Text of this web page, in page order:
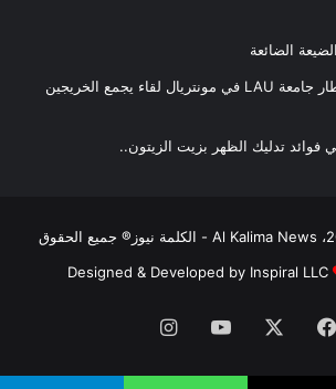
الضيعة الضائعة
إفطار جامعة LAU في مونتريال لقاء يجمع الخريجين
فوائد تدليك الظهر بزيت الزيتون..
© حقوق النشر 2026، Al Kalima News - الكلمة نيوز® جميع الحقوق
Designed & Developed by Inspiral LLC
فيسبوك ‫YouTube